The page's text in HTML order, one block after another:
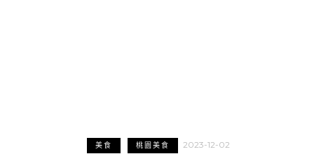
美食 桃園美食 2023-12-02